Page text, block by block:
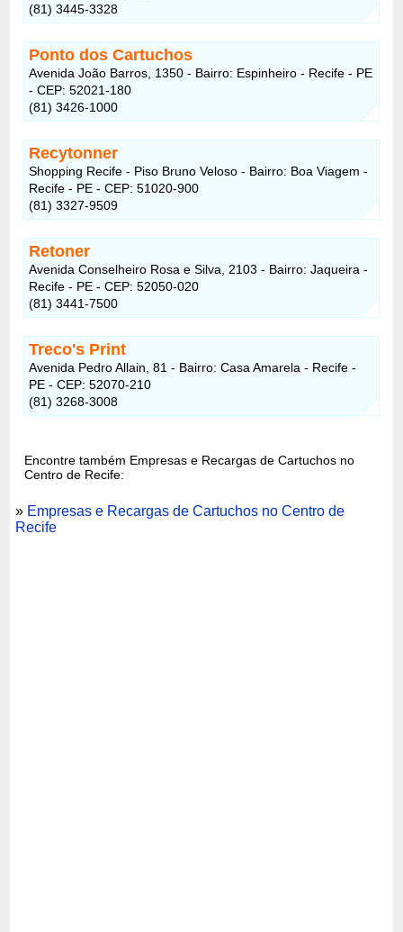
(81) 3445-3328
Ponto dos Cartuchos
Avenida João Barros, 1350 - Bairro: Espinheiro - Recife - PE
- CEP: 52021-180
(81) 3426-1000
Recytonner
Shopping Recife - Piso Bruno Veloso - Bairro: Boa Viagem -
Recife - PE - CEP: 51020-900
(81) 3327-9509
Retoner
Avenida Conselheiro Rosa e Silva, 2103 - Bairro: Jaqueira -
Recife - PE - CEP: 52050-020
(81) 3441-7500
Treco's Print
Avenida Pedro Allain, 81 - Bairro: Casa Amarela - Recife -
PE - CEP: 52070-210
(81) 3268-3008
Encontre também Empresas e Recargas de Cartuchos no
Centro de Recife:
» Empresas e Recargas de Cartuchos no Centro de
Recife